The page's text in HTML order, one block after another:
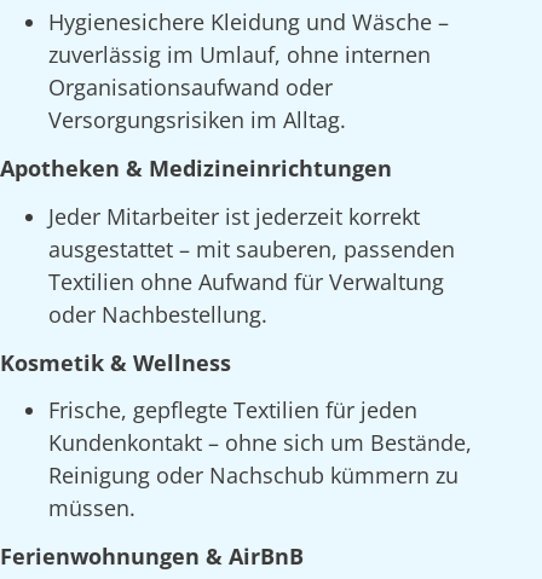
Hygienesichere Kleidung und Wäsche –
zuverlässig im Umlauf, ohne internen
Organisationsaufwand oder
Versorgungsrisiken im Alltag.
Apotheken & Medizineinrichtungen
Jeder Mitarbeiter ist jederzeit korrekt
ausgestattet – mit sauberen, passenden
Textilien ohne Aufwand für Verwaltung
oder Nachbestellung.
Kosmetik & Wellness
Frische, gepflegte Textilien für jeden
Kundenkontakt – ohne sich um Bestände,
Reinigung oder Nachschub kümmern zu
müssen.
Ferienwohnungen & AirBnB